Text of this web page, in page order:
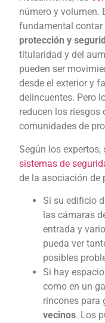
número y volumen.
fundamental contar
protección y
titularidad y del
pueden ser
desde el exterior y
delincuentes. Pero
reducen los riesgos
comunidades de
Según los expertos,
sistemas de
de la asociación de
Si su edificio
las cámaras
entrada y
pueda ver
posibles
Si hay
como en un
rincones para
vecinos. Los